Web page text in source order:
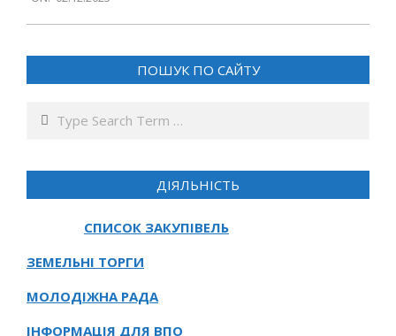
02
ПОШУК ПО САЙТУ
Search
ДІЯЛЬНІСТЬ
СПИСОК ЗАКУПІВЕЛЬ
ЗЕМЕЛЬНІ ТОРГИ
МОЛОДІЖНА РАДА
ІНФОРМАЦІЯ ДЛЯ ВПО